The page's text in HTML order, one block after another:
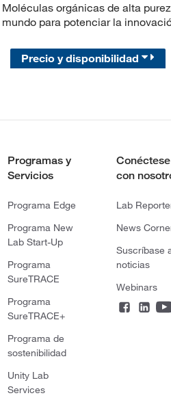
Moléculas orgánicas de alta
mundo para potenciar la
Precio y disponibilidad
Programas y
Servicios
Programa Edge
Programa New
Lab Start-Up
Programa
SureTRACE
Programa
SureTRACE+
Programa de
sostenibilidad
Unity Lab
Services
Conéctese
con
Lab
News
Suscríbase
noticias
Webinars